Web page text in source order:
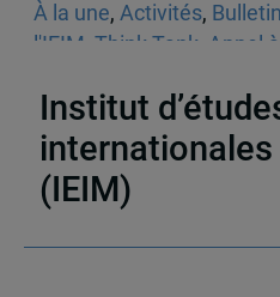
À la une, Activités,
l'IEIM Think Tank Appel
Institut
internationales
(IEIM)